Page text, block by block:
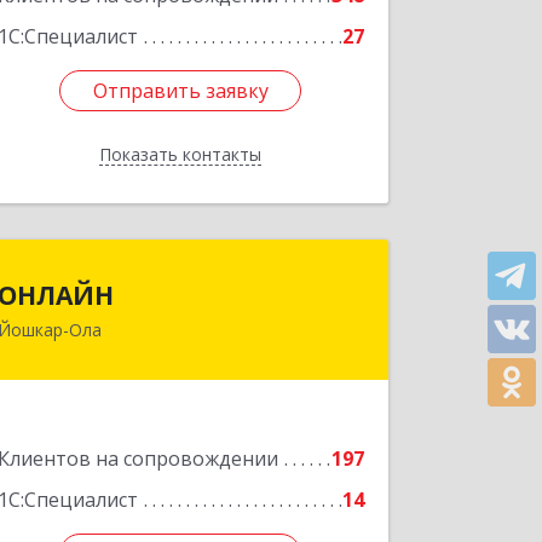
1С:Специалист
27
Отправить заявку
Показать контакты
Отправить заявку
Назад
ОНЛАЙН
Йошкар-Ола
Клиентов на сопровождении
197
1С:Специалист
14
424000, Марий Эл Респ, Йошкар-Ола г,